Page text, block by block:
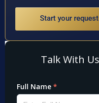
Start your request